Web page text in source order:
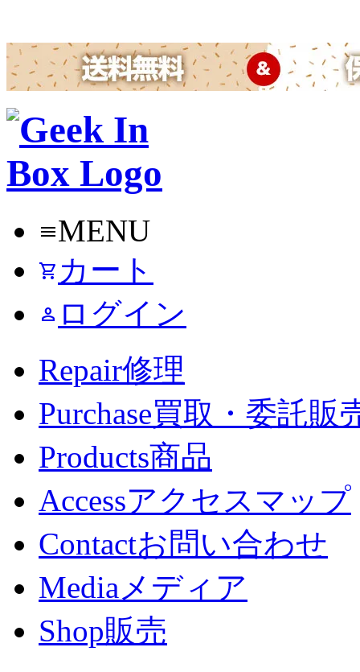
menuMENU
shopping_cart カート
person ログイン
Repair修理
Purchase買取・委託販
Products商品
Accessアクセスマップ
Contactお問い合わせ
Mediaメディア
Shop販売